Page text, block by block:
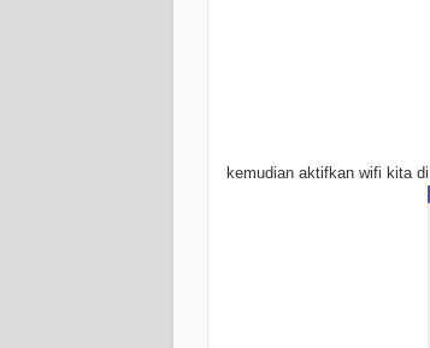
kemudian aktifkan wifi kita